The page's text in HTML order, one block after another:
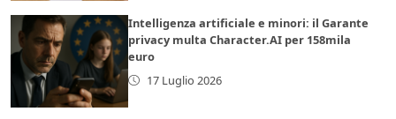
Intelligenza artificiale e minori: il Garante
privacy multa Character.AI per 158mila
euro
17 Luglio 2026